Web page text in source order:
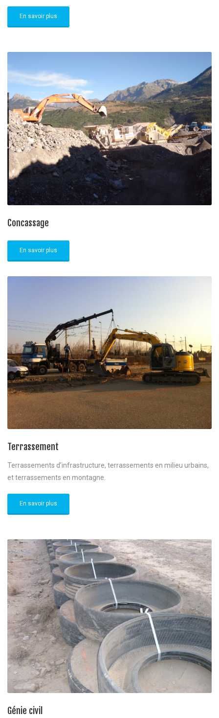
En savoir plus
Concassage
En savoir plus
Terrassement
Terrassements d’infrastructure, terrassements en milieu urbains,
et terrassements en montagne.
En savoir plus
Génie civil